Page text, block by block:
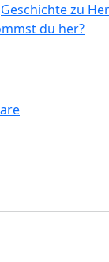
Geschichte zu
du her?